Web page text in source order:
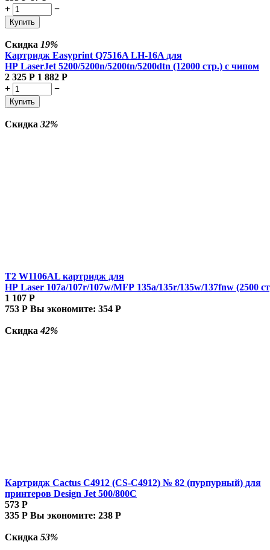
+
−
Купить
Скидка 19%
Картридж Easyprint Q7516A LH-16A для
HP LaserJet 5200/5200n/5200tn/5200dtn (12000 стр.) с чипом
2 325 Р 1 882 Р
+
−
Купить
Скидка 32%
T2 W1106AL картридж для
HP Laser 107a/107r/107w/MFP 135a/135r/135w/137fnw (2500
1 107 Р
753 Р Вы экономите: 354 Р
Скидка42%
Картридж Cactus C4912 (CS-C4912) № 82 (пурпурный) для
принтеров Design Jet 500/800C
573 Р
335 Р Вы экономите: 238 Р
Скидка 53%